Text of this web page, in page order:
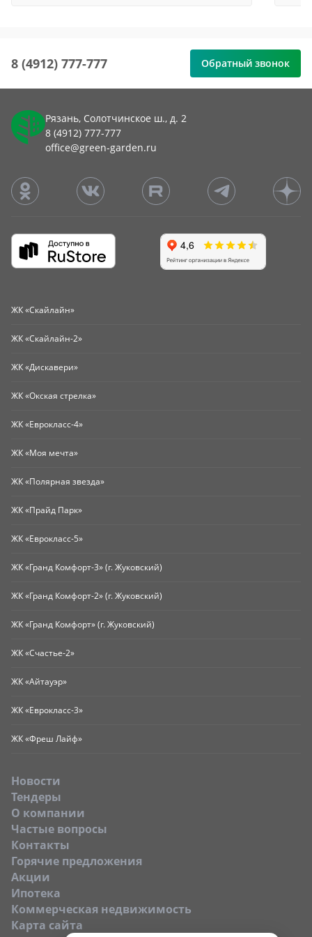
8 (4912) 777-777 Обратный звонок
Рязань, Солотчинское ш., д. 2
8 (4912) 777-777
office@green-garden.ru
ЖК «Скайлайн»
ЖК «Скайлайн-2»
ЖК «Дискавери»
ЖК «Окская стрелка»
ЖК «Еврокласс-4»
ЖК «Моя мечта»
ЖК «Полярная звезда»
ЖК «Прайд Парк»
ЖК «Еврокласс-5»
ЖК «Гранд Комфорт-3» (г. Жуковский)
ЖК «Гранд Комфорт-2» (г. Жуковский)
ЖК «Гранд Комфорт» (г. Жуковский)
ЖК «Счастье-2»
ЖК «Айтауэр»
ЖК «Еврокласс-3»
ЖК «Фреш Лайф»
Новости
Тендеры
O компании
Частые вопросы
Контакты
Горячие предложения
Акции
Ипотека
Коммерческая недвижимость
Карта сайта